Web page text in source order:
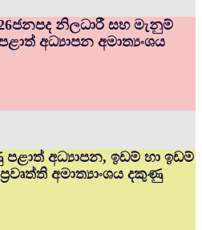
ජනපද නිලධාරී සහ මැනුම්
අධ්‍යාපන අමාත්‍යංශය
පළාත් අධ්‍යාපන, ඉඩම් හා ඉඩම්
අමාත්‍යාංශය දකුණු